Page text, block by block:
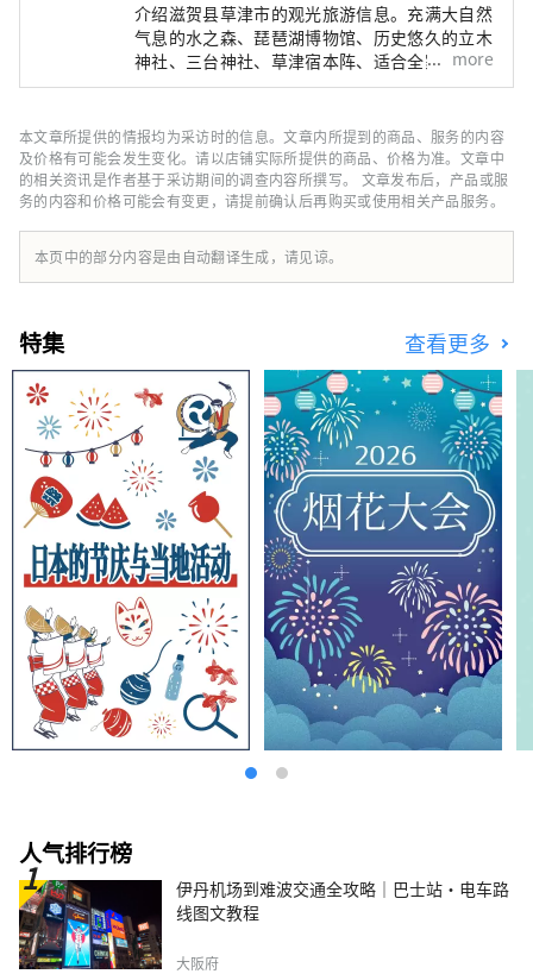
介绍滋贺县草津市的观光旅游信息。充满大自然
气息的水之森、琵琶湖博物馆、历史悠久的立木
神社、三台神社、草津宿本阵、适合全家人一起
游览的六叶公园等，景点、酒店、美食等信息丰
more
本文章所提供的情报均为采访时的信息。文章内所提到的商品、服务的内容
及价格有可能会发生变化。请以店铺实际所提供的商品、价格为准。文章中
的相关资讯是作者基于采访期间的调查内容所撰写。 文章发布后，产品或服
务的内容和价格可能会有变更，请提前确认后再购买或使用相关产品服务。
本页中的部分内容是由自动翻译生成，请见谅。
特集 查看更多
人气排行榜
伊丹机场到难波交通全攻略｜巴士站・电车路
线图文教程
大阪府